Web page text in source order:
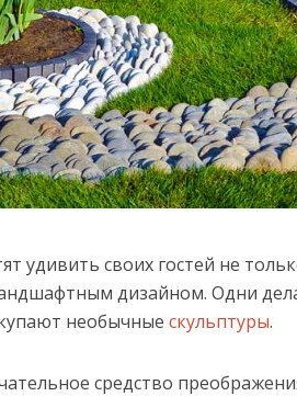
удивить своих гостей не
дизайном. Одни
необычные скульптуры.
средство